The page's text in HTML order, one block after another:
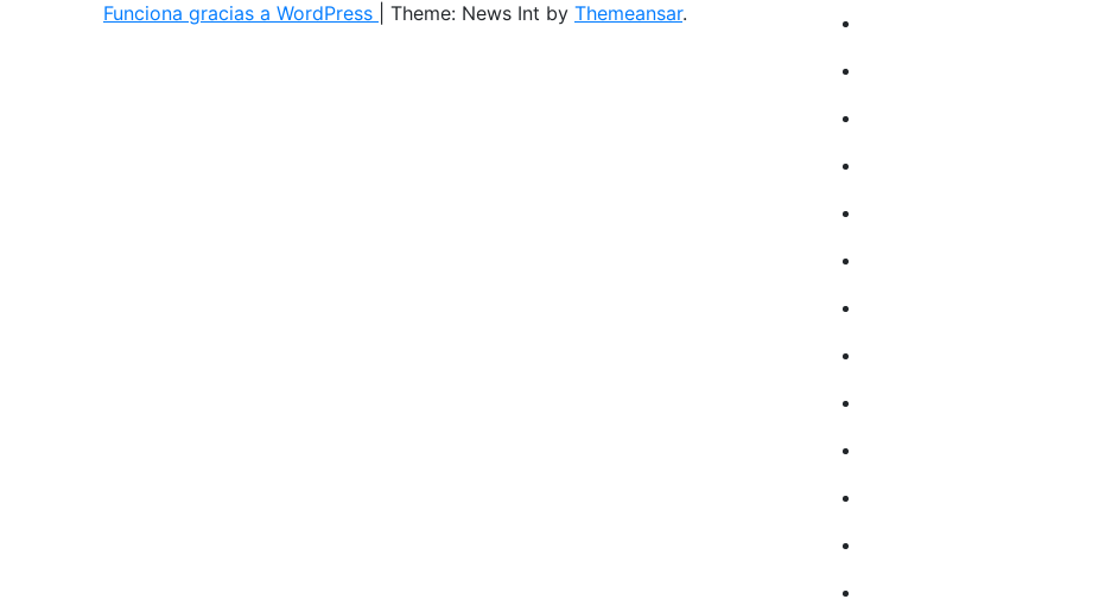
Funciona gracias a WordPress
Theme: News Int by Themeansar.